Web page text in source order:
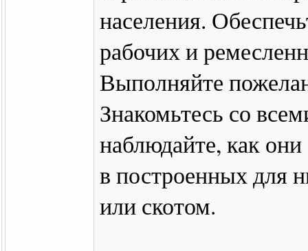
населения.
рабочих и
Выполняйте
Знакомьтесь со
наблюдайте, как
в построенных для
или скотом.